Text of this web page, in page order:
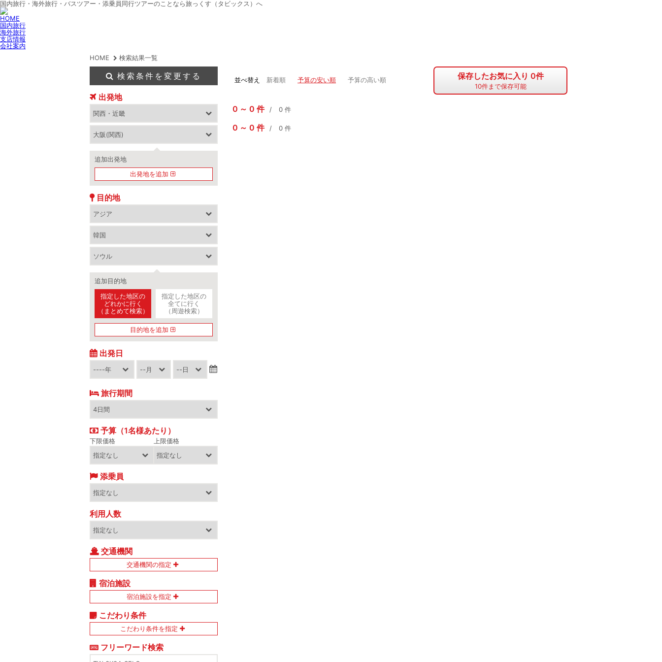
国内旅行・海外旅行・バスツアー・添乗員同行ツアーのことなら旅っくす（タビックス）へ
HOME
国内旅行
海外旅行
支店情報
会社案内
HOME
検索結果一覧
保存したお気に入り 0件
10件まで保存可能
並べ替え 新着順 予算の安い順 予算の高い順
0 0 件 0 件
0 0 件 0 件
検索条件を変更する
出発地
追加出発地
出発地を追加
目的地
追加目的地
指定した地区の
どれかに行く
（まとめて検索）
指定した地区の
全てに行く
（周遊検索）
目的地を追加
出発日
旅行期間
予算（1名様あたり）
下限価格 上限価格
添乗員
利用人数
交通機関
交通機関の指定
宿泊施設
宿泊施設を指定
こだわり条件
こだわり条件を指定
フリーワード検索